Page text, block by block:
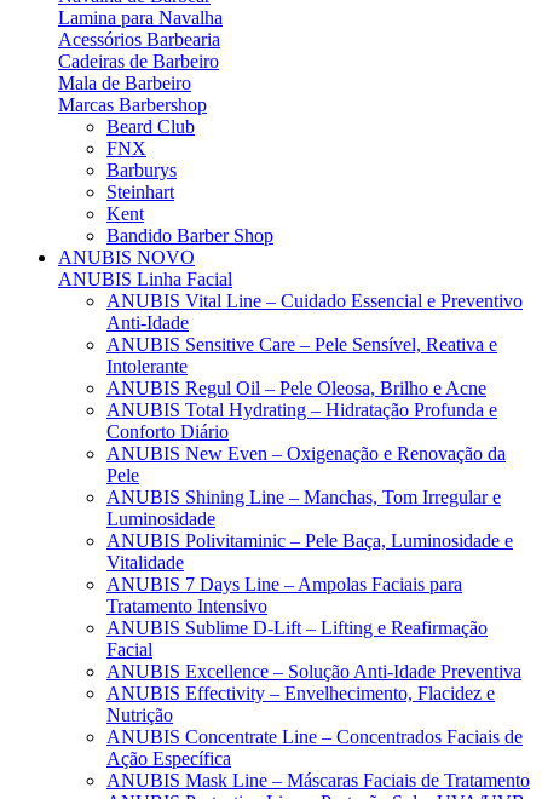
Lamina para Navalha
Acessórios Barbearia
Cadeiras de Barbeiro
Mala de Barbeiro
Marcas Barbershop
Beard Club
FNX
Barburys
Steinhart
Kent
Bandido Barber Shop
ANUBIS NOVO
ANUBIS Linha Facial
ANUBIS Vital Line – Cuidado Essencial e Preventivo
Anti-Idade
ANUBIS Sensitive Care – Pele Sensível, Reativa e
Intolerante
ANUBIS Regul Oil – Pele Oleosa, Brilho e Acne
ANUBIS Total Hydrating – Hidratação Profunda e
Conforto Diário
ANUBIS New Even – Oxigenação e Renovação da
Pele
ANUBIS Shining Line – Manchas, Tom Irregular e
Luminosidade
ANUBIS Polivitaminic – Pele Baça, Luminosidade e
Vitalidade
ANUBIS 7 Days Line – Ampolas Faciais para
Tratamento Intensivo
ANUBIS Sublime D-Lift – Lifting e Reafirmação
Facial
ANUBIS Excellence – Solução Anti-Idade Preventiva
ANUBIS Effectivity – Envelhecimento, Flacidez e
Nutrição
ANUBIS Concentrate Line – Concentrados Faciais de
Ação Específica
ANUBIS Mask Line – Máscaras Faciais de Tratamento